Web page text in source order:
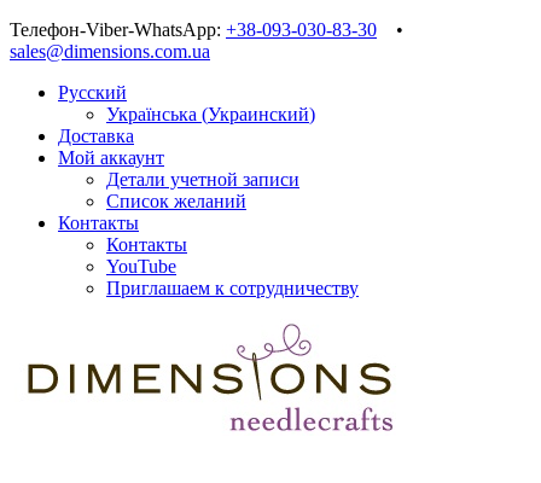
Телефон-Viber-WhatsApp: +38-093-030-83-30 •
sales@dimensions.com.ua
Русский
Українська (Украинский)
Доставка
Мой аккаунт
Детали учетной записи
Список желаний
Контакты
Контакты
YouTube
Приглашаем к сотрудничеству